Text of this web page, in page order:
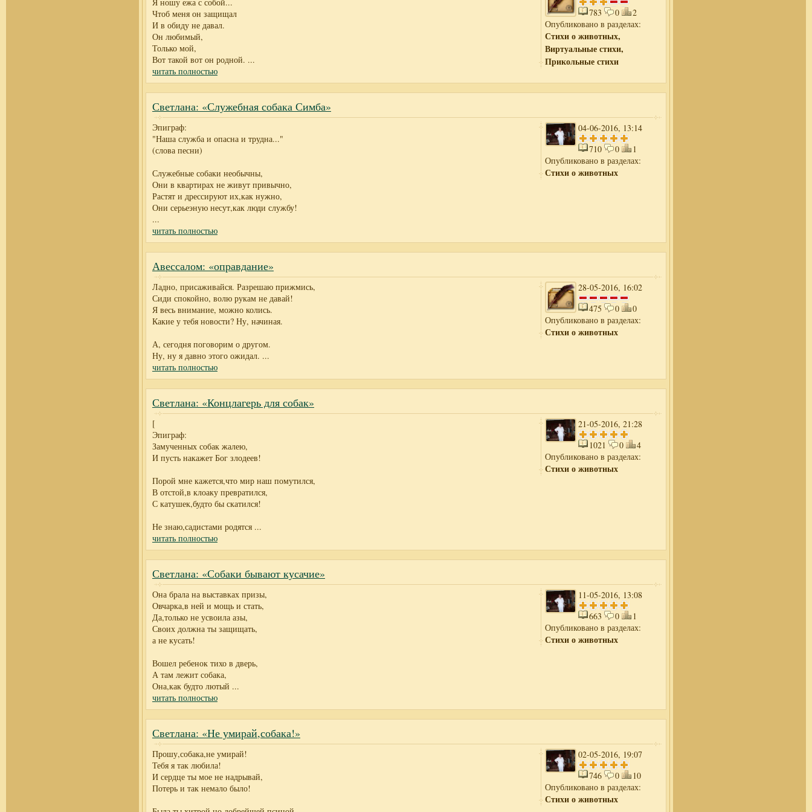
783
0
2
Опубликовано в разделах:
Стихи о животных,
Виртуальные стихи,
Прикольные стихи
Чтоб меня он защищал
И в обиду не давал.
Он любимый,
Только мой,
Вот такой вот он родной. ...
читать полностью
Светлана: «Служебная собака Симба»
04-06-2016, 13:14
710
0
1
Опубликовано в разделах:
Стихи о животных
Эпиграф:
"Наша служба и опасна и трудна..."
(слова песни)
Служебные собаки необычны,
Они в квартирах не живут привычно,
Растят и дрессируют их,как нужно,
Они серьеэную несут,как люди службу!
...
читать полностью
Авессалом: «оправдание»
28-05-2016, 16:02
475
0
0
Опубликовано в разделах:
Стихи о животных
Ладно, присаживайся. Разрешаю прижмись,
Сиди спокойно, волю рукам не давай!
Я весь внимание, можно колись.
Какие у тебя новости? Ну, начиная.
А, сегодня поговорим о другом.
Ну, ну я давно этого ожидал. ...
читать полностью
Светлана: «Концлагерь для собак»
21-05-2016, 21:28
1021
0
4
Опубликовано в разделах:
Стихи о животных
[
Эпиграф:
Замученных собак жалею,
И пусть накажет Бог злодеев!
Порой мне кажется,что мир наш помутился,
В отстой,в клоаку превратился,
С катушек,будто бы скатился!
Не знаю,садистами родятся ...
читать полностью
Светлана: «Собаки бывают кусачие»
11-05-2016, 13:08
663
0
1
Опубликовано в разделах:
Стихи о животных
Она брала на выставках призы,
Овчарка,в ней и мощь и стать,
Да,только не усвоила азы,
Своих должна ты защищать,
а не кусать!
Вошел ребенок тихо в дверь,
А там лежит собака,
Она,как будто лютый ...
читать полностью
Светлана: «Не умирай,собака!»
02-05-2016, 19:07
746
0
10
Опубликовано в разделах:
Стихи о животных
Прошу,собака,не умирай!
Тебя я так любила!
И сердце ты мое не надрывай,
Потерь и так немало было!